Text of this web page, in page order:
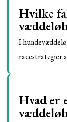
Hvilke
I
racestrategier
Hvad er